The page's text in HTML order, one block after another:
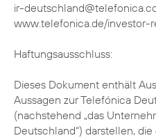
ir-
www.telefonica.de/investor-
Haftungsausschluss:
Dieses Dokument enthält
Aussagen zur Telefónica
(nachstehend „das
Deutschland“) darstellen,